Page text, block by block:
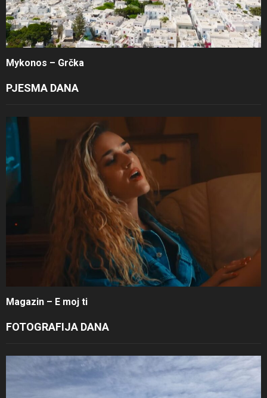
Mykonos – Grčka
PJESMA DANA
Magazin – E moj ti
FOTOGRAFIJA DANA